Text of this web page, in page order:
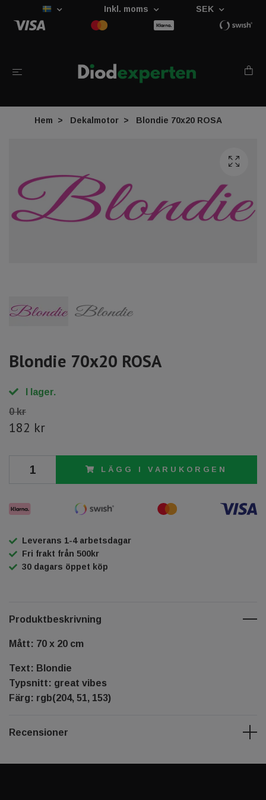
Inkl. moms SEK
Hem Dekalmotor Blondie 70x20 ROSA
Blondie 70x20 ROSA
I lager.
0 kr
182 kr
LÄGG I VARUKORGEN
Leverans 1-4 arbetsdagar
Fri frakt från 500kr
30 dagars öppet köp
Produktbeskrivning
Mått: 70 x 20 cm
Text: Blondie
Typsnitt: great vibes
Färg: rgb(204, 51, 153)
Recensioner